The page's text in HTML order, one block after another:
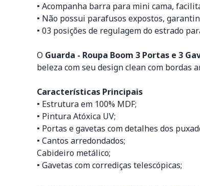
• Acompanha barra para mini cama,
• Não possui parafusos expostos,
• 03 posições de regulagem do estrado
O Guarda - Roupa Boom 3 Portas e 3
beleza com seu design clean com bordas
Características Principais
• Estrutura em 100% MDF;
• Pintura Atóxica UV;
• Portas e gavetas com detalhes dos
• Cantos arredondados;
Cabideiro metálico;
• Gavetas com corrediças telescópicas;